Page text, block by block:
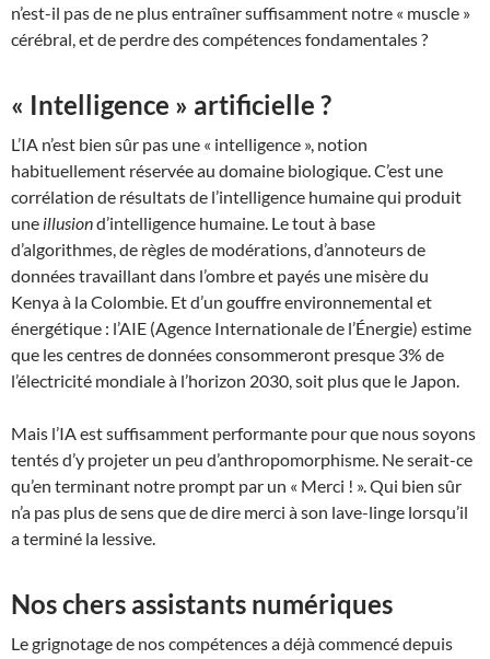
n’est-il pas de ne plus entraîner suffisamment notre « muscle »
cérébral, et de perdre des compétences fondamentales ?
« Intelligence » artificielle ?
L’IA n’est bien sûr pas une « intelligence », notion
habituellement réservée au domaine biologique. C’est une
corrélation de résultats de l’intelligence humaine qui produit
une illusiond’intelligence humaine. Le tout à base
d’algorithmes, de règles de modérations, d’annoteurs de
données travaillant dans l’ombre et payés une misère du
Kenya à la Colombie. Et d’un gouffre environnemental et
énergétique : l’AIE (Agence Internationale de l’Énergie) estime
que les centres de données consommeront presque 3% de
l’électricité mondiale à l’horizon 2030, soit plus que le Japon.
Mais l’IA est suffisamment performante pour que nous soyons
tentés d’y projeter un peu d’anthropomorphisme. Ne serait-ce
qu’en terminant notre prompt par un « Merci ! ». Qui bien sûr
n’a pas plus de sens que de dire merci à son lave-linge lorsqu’il
a terminé la lessive.
Nos chers assistants numériques
Le grignotage de nos compétences a déjà commencé depuis